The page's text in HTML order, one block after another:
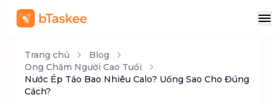
Trang chủ
Blog
Ong Chăm Người Cao Tuổi
Nước Ép Táo Bao Nhiêu Calo? Uống Sao Cho Đúng
Cách?